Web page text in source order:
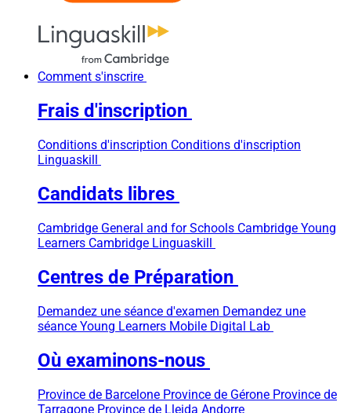
Comment s'inscrire
Frais d'inscription
Conditions d'inscription Conditions d'inscription
Linguaskill
Candidats libres
Cambridge General and for Schools Cambridge Young
Learners Cambridge Linguaskill
Centres de Préparation
Demandez une séance d'examen Demandez une
séance Young Learners Mobile Digital Lab
Où examinons-nous
Province de Barcelone Province de Gérone Province de
Tarragone Province de Lleida Andorre